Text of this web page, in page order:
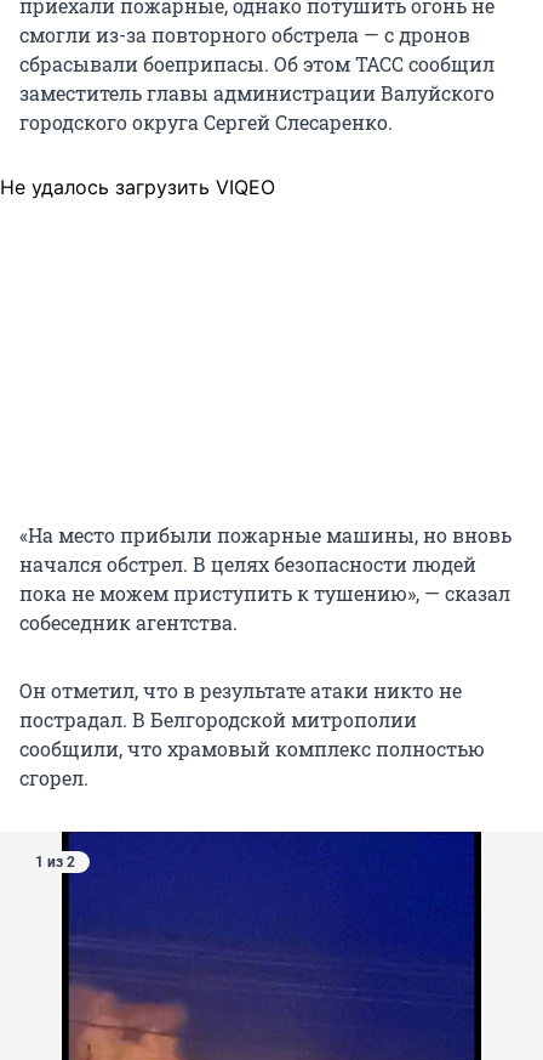
приехали пожарные, однако потушить огонь не
смогли из-за повторного обстрела — с дронов
сбрасывали боеприпасы. Об этом ТАСС сообщил
заместитель главы администрации Валуйского
городского округа Сергей Слесаренко.
Не удалось загрузить VIQEO
«На место прибыли пожарные машины, но вновь
начался обстрел. В целях безопасности людей
пока не можем приступить к тушению», — сказал
собеседник агентства.
Он отметил, что в результате атаки никто не
пострадал. В Белгородской митрополии
сообщили, что храмовый комплекс полностью
сгорел.
1 из 2